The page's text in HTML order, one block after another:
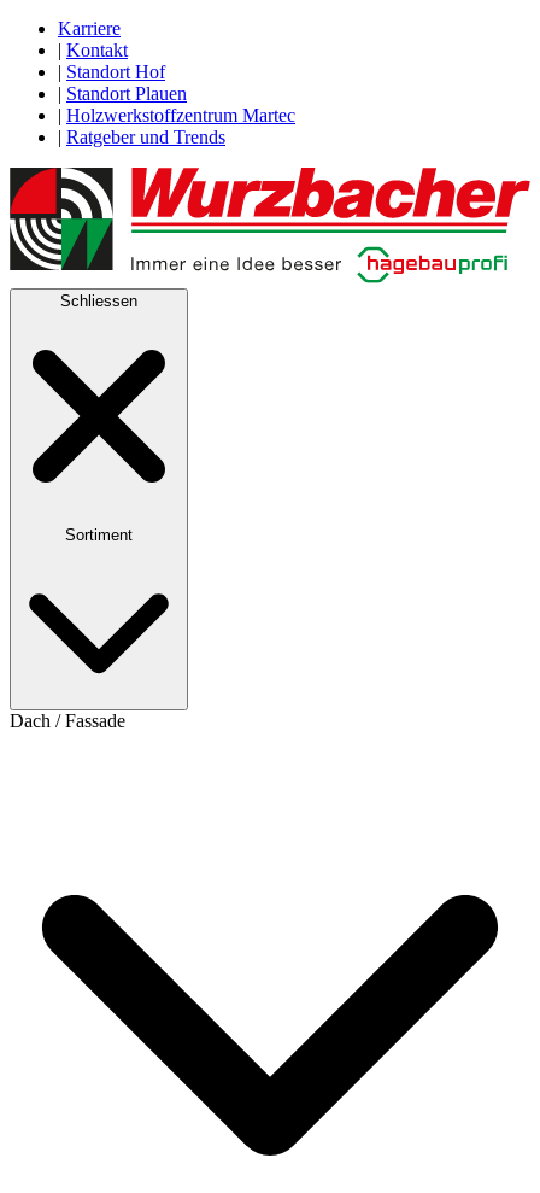
Karriere
| Kontakt
| Standort Hof
| Standort Plauen
| Holzwerkstoffzentrum Martec
| Ratgeber und Trends
Schliessen
Sortiment
Dach / Fassade